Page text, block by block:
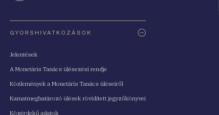
GYORSHIVATKOZÁSOK
Jelentések
A Monetáris Tanács ülésezési rendje
Közlemények a Monetáris Tanács üléseiről
Kamatmeghatározó ülések rövidített jegyzőkönyvei
Közérdekű adatok